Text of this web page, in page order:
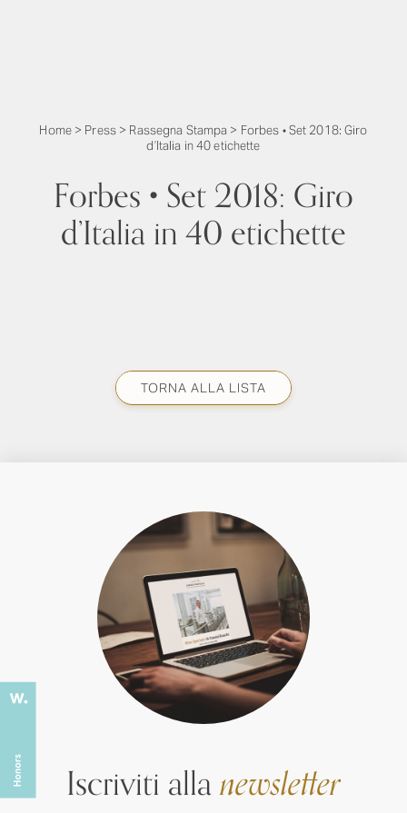
Home> Press> Rassegna Stampa > Forbes • Set 2018: Giro
d’Italia in 40 etichette
Forbes • Set 2018: Giro
d’Italia in 40 etichette
TORNA ALLA LISTA
Iscriviti allanewsletter